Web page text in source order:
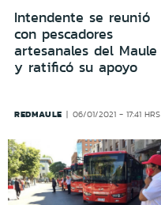
Intendente se reunió
con pescadores
artesanales del Maule
y ratificó su apoyo
REDMAULE 06/01/2021 - 17:41 HRS